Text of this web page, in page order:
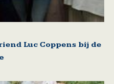
Luc Coppens bij de